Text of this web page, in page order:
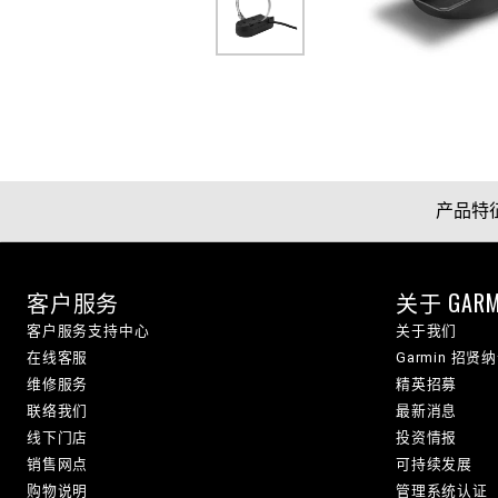
产品特
客户服务
客户服务支持中心
在线客服
维修服务
联络我们
线下门店
销售网点
购物说明
关于
关于我们
Garmin 招贤
精英招募
最新消息
投资情报
可持续发展
管理系统认证